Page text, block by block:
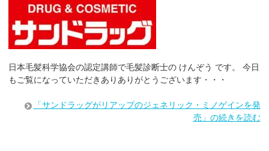
日本毛髪科学協会の認定講師で毛髪診断士の けんぞう です。 今日
もご覧になっていただきありありがとうございます・・・
「サンドラッグがリアップのジェネリック・ミノゲインを発
売」の続きを読む